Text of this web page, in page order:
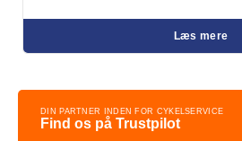
Læs mere
DIN PARTNER INDEN FOR CYKELSERVICE
Find os på Trustpilot